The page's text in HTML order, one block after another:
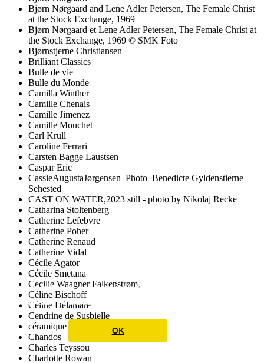
Nous utilisons des cookies pour vous offrir une
meilleure expérience utilisateur
OK
Bjørn Nørgaard and Lene Adler Petersen, The Female Christ
at the Stock Exchange, 1969
Bjørn Nørgaard et Lene Adler Petersen, The Female Christ at
the Stock Exchange, 1969 © SMK Foto
Bjørnstjerne Christiansen
Brilliant Classics
Bulle de vie
Bulle du Monde
Camilla Winther
Camille Chenais
Camille Jimenez
Camille Mouchet
Carl Krull
Caroline Ferrari
Carsten Bagge Laustsen
Caspar Eric
CassieAugustaJørgensen_Photo_Benedicte Gyldenstierne
Sehested
CAST ON WATER,2023 still - photo by Nikolaj Recke
Catharina Stoltenberg
Catherine Lefebvre
Catherine Poher
Catherine Renaud
Catherine Vidal
Cécile Agator
Cécile Smetana
Cecilie Waagner Falkenstrøm,
Céline Bischoff
Céline Délamare
Cendrine de Susbielle
céramique
Chandos
Charles Teyssou
Charlotte Rowan